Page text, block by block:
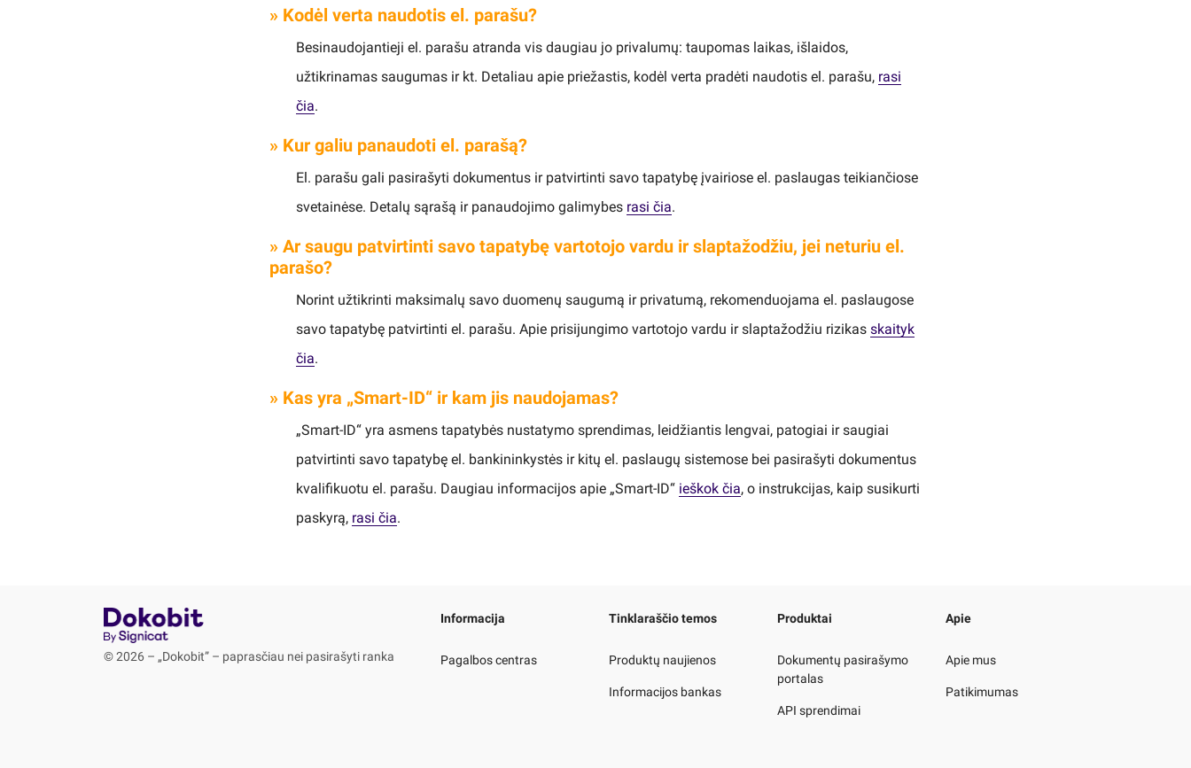
» Kodėl verta naudotis el. parašu?
Besinaudojantieji el. parašu atranda vis daugiau jo privalumų: taupomas laikas, išlaidos,
užtikrinamas saugumas ir kt. Detaliau apie priežastis, kodėl verta pradėti naudotis el. parašu, rasi
čia.
» Kur galiu panaudoti el. parašą?
El. parašu gali pasirašyti dokumentus ir patvirtinti savo tapatybę įvairiose el. paslaugas teikiančiose
svetainėse. Detalų sąrašą ir panaudojimo galimybes rasi čia.
» Ar saugu patvirtinti savo tapatybę vartotojo vardu ir slaptažodžiu, jei neturiu el.
parašo?
Norint užtikrinti maksimalų savo duomenų saugumą ir privatumą, rekomenduojama el. paslaugose
savo tapatybę patvirtinti el. parašu. Apie prisijungimo vartotojo vardu ir slaptažodžiu rizikas skaityk
čia.
» Kas yra „Smart-ID“ ir kam jis naudojamas?
„Smart-ID“ yra asmens tapatybės nustatymo sprendimas, leidžiantis lengvai, patogiai ir saugiai
patvirtinti savo tapatybę el. bankininkystės ir kitų el. paslaugų sistemose bei pasirašyti dokumentus
kvalifikuotu el. parašu. Daugiau informacijos apie „Smart-ID“ ieškok čia, o instrukcijas, kaip susikurti
paskyrą, rasi čia.
© 2026 – „Dokobit” – paprasčiau nei pasirašyti ranka
Informacija
Pagalbos centras
Tinklaraščio temos
Produktų naujienos
Informacijos bankas
Produktai
Dokumentų pasirašymo
portalas
API sprendimai
Apie
Apie mus
Patikimumas